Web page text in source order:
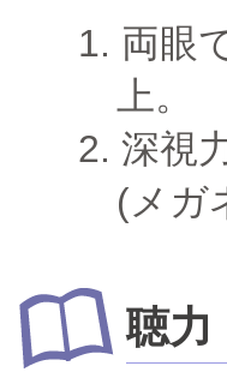
両眼
上。
深視
(メガ
聴力